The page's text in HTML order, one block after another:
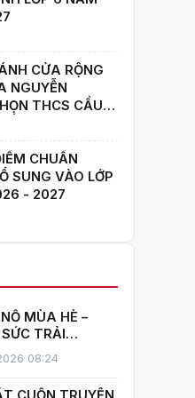
CỬA RỘNG
NGUYỄN
THCS CẦU
HỌC CÙNG
GIỎI NHẤT!"
CHUẨN
SUNG VÀO LỚP
- 2027
MÙA HÈ –
TRẢI
CÙNG CÂU
HÈ 2026
THCS CẦU
08:24